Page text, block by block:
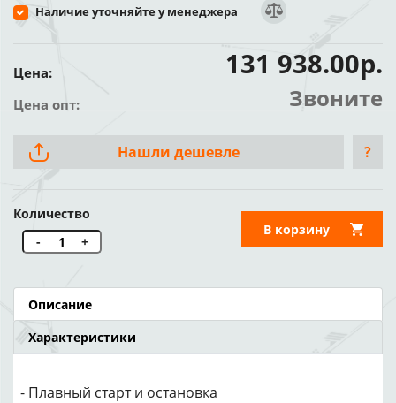
Наличие уточняйте у менеджера
Цена: 131 938.00р.
Цена опт: Звоните
Нашли дешевле ?
Количество
-
+
В корзину
Описание
Характеристики
- Плавный старт и остановка